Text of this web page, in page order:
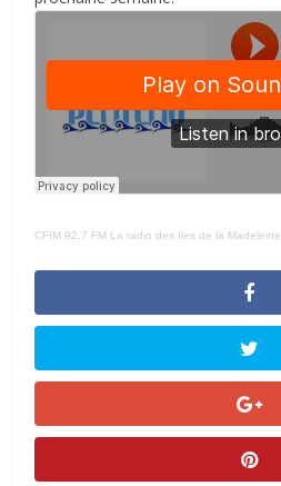
CFIM 92,7 FM La radio des Iles de la Madeleine